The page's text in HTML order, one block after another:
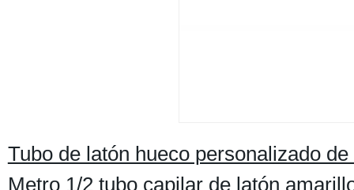
Tubo de latón hueco personalizado
Metro 1/2 tubo capilar de latón